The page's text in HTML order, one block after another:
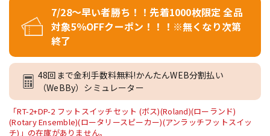
7/28～早い者勝ち！！先着1000枚限定 全品
対象5％OFFクーポン！！！※無くなり次第
終了
48回まで金利手数料無料!かんたんWEB分割払い
（WeBBy）シミュレーター
「RT-2+DP-2 フットスイッチセット (ボス)(Roland)(ローランド)
(Rotary Ensemble)(ロータリースピーカー)(アンラッチフットスイッ
チ)」の在庫がありません。